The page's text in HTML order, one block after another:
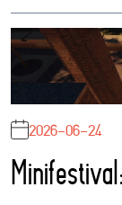
2026-06-24